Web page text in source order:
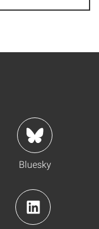
Bluesky